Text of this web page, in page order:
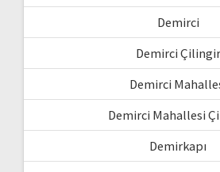
Demirci
Demirci Çilingir
Demirci
Demirci Mahallesi
Demirkapı